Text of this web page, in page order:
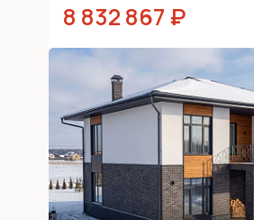
8 832 867 ₽